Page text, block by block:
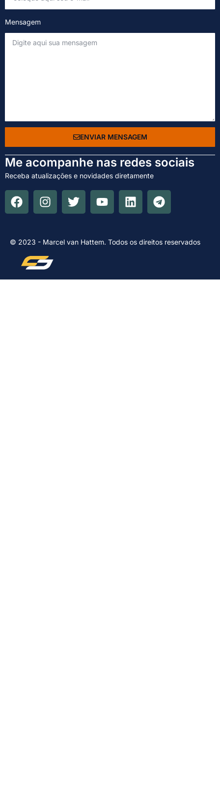
Mensagem
ENVIAR MENSAGEM
Me acompanhe nas redes sociais
Receba atualizações e novidades diretamente
© 2023 - Marcel van Hattem. Todos os direitos reservados